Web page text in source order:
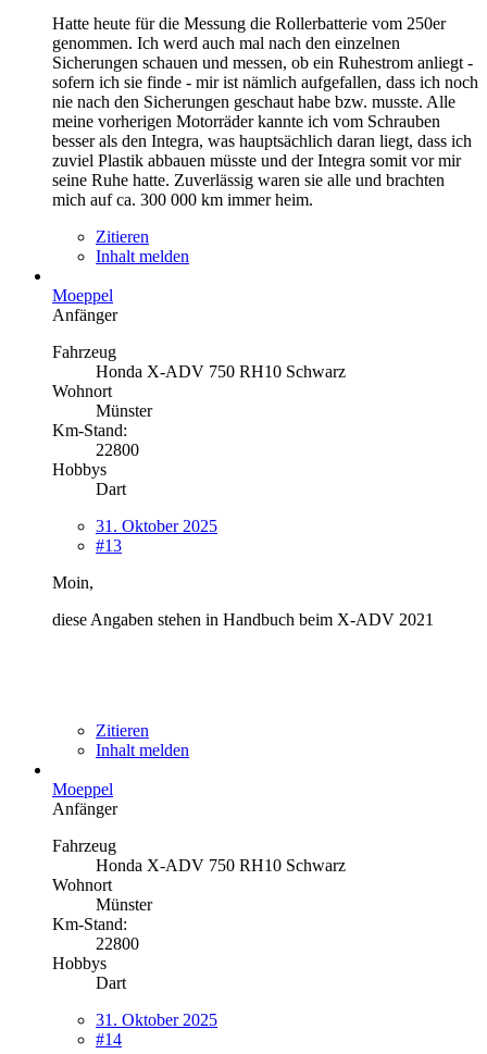
Hatte heute für die Messung die Rollerbatterie vom 250er
genommen. Ich werd auch mal nach den einzelnen
Sicherungen schauen und messen, ob ein Ruhestrom anliegt -
sofern ich sie finde - mir ist nämlich aufgefallen, dass ich noch
nie nach den Sicherungen geschaut habe bzw. musste. Alle
meine vorherigen Motorräder kannte ich vom Schrauben
besser als den Integra, was hauptsächlich daran liegt, dass ich
zuviel Plastik abbauen müsste und der Integra somit vor mir
seine Ruhe hatte. Zuverlässig waren sie alle und brachten
mich auf ca. 300 000 km immer heim.
Zitieren
Inhalt melden
Moeppel
Anfänger
Fahrzeug
Honda X-ADV 750 RH10 Schwarz
Wohnort
Münster
Km-Stand:
22800
Hobbys
Dart
31. Oktober 2025
#13
Moin,
diese Angaben stehen in Handbuch beim X-ADV 2021
Zitieren
Inhalt melden
Moeppel
Anfänger
Fahrzeug
Honda X-ADV 750 RH10 Schwarz
Wohnort
Münster
Km-Stand:
22800
Hobbys
Dart
31. Oktober 2025
#14